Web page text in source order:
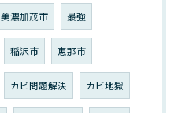
美濃加茂市 最強
稲沢市 恵那市
カビ問題解決 カビ地獄